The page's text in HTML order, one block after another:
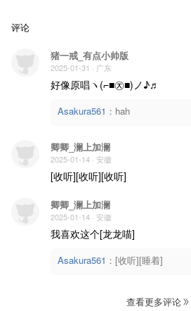
还没停歇
跳动在 你季节里面
过载 的大脑体验
故事里新的起点
我们就再靠近一点
就再靠近一点点
藏在 你的眼睛里面
故事里新的起点
评论
猪一戒_有点小帅版
2025-01-31 · 广东
好像原唱ヽ(⌐■㉨■)ノ♪♬
Asakura561 ： hah
卿卿_澜上加澜
2025-01-14 · 安徽
[收听][收听][收听]
卿卿_澜上加澜
2025-01-14 · 安徽
我喜欢这个[龙龙喵]
Asakura561 ： [收听][睡着]
查看更多评论